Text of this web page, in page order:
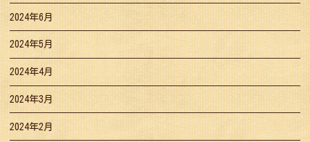
2024年6月
2024年5月
2024年4月
2024年3月
2024年2月